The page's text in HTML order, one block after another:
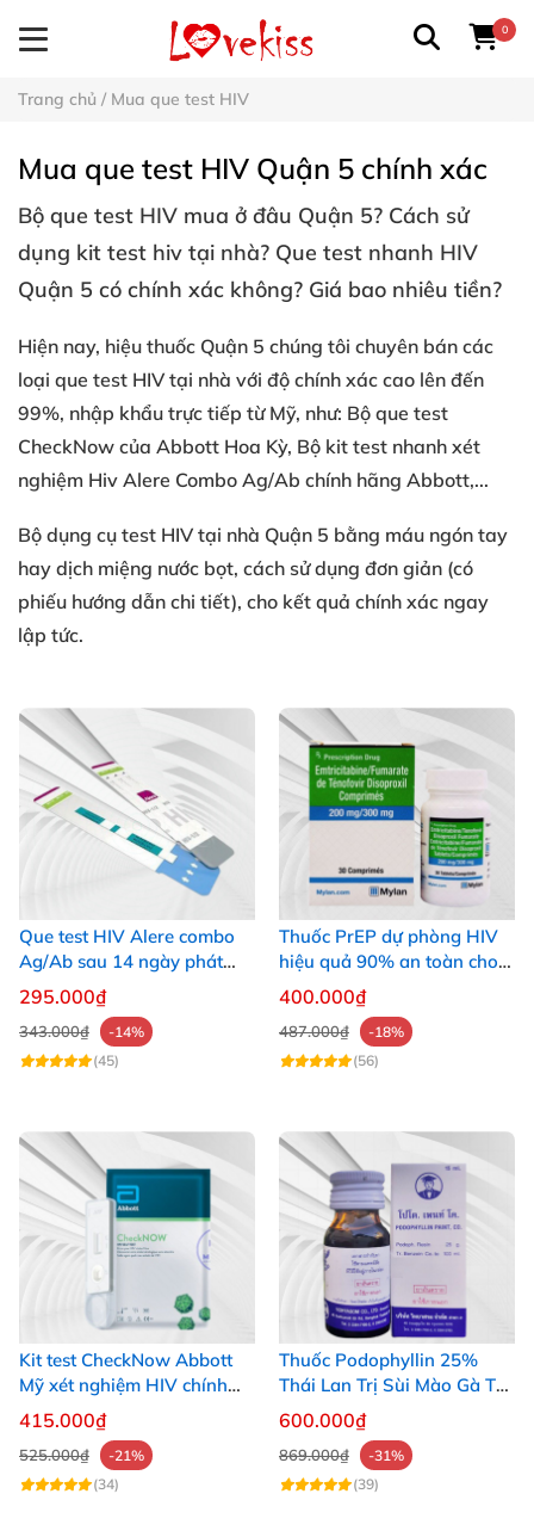
0
Trang chủ / Mua que test HIV
Mua que test HIV Quận 5 chính xác
Bộ que test HIV mua ở đâu Quận 5? Cách sử
dụng kit test hiv tại nhà? Que test nhanh HIV
Quận 5 có chính xác không? Giá bao nhiêu tiền?
Hiện nay, hiệu thuốc Quận 5 chúng tôi chuyên bán các
loại que test HIV tại nhà với độ chính xác cao lên đến
99%, nhập khẩu trực tiếp từ Mỹ, như: Bộ que test
CheckNow của Abbott Hoa Kỳ, Bộ kit test nhanh xét
nghiệm Hiv Alere Combo Ag/Ab chính hãng Abbott,...
Bộ dụng cụ test HIV tại nhà Quận 5 bằng máu ngón tay
hay dịch miệng nước bọt, cách sử dụng đơn giản (có
phiếu hướng dẫn chi tiết), cho kết quả chính xác ngay
lập tức.
Que test HIV Alere combo
Ag/Ab sau 14 ngày phát
hiện HIV chính xác
295.000₫
343.000₫
-14%
(45)
Thuốc PrEP dự phòng HIV
hiệu quả 90% an toàn cho
người dùng
400.000₫
487.000₫
-18%
(56)
Kit test CheckNow Abbott
Mỹ xét nghiệm HIV chính
xác tại nhà
415.000₫
525.000₫
-21%
(34)
Thuốc Podophyllin 25%
Thái Lan Trị Sùi Mào Gà Tại
Nhà Nhanh Hiệu Quả
600.000₫
869.000₫
-31%
(39)